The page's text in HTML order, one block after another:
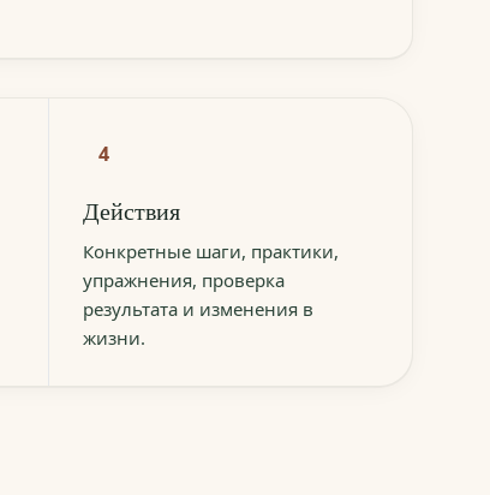
4
Действия
Конкретные шаги, практики,
упражнения, проверка
результата и изменения в
жизни.